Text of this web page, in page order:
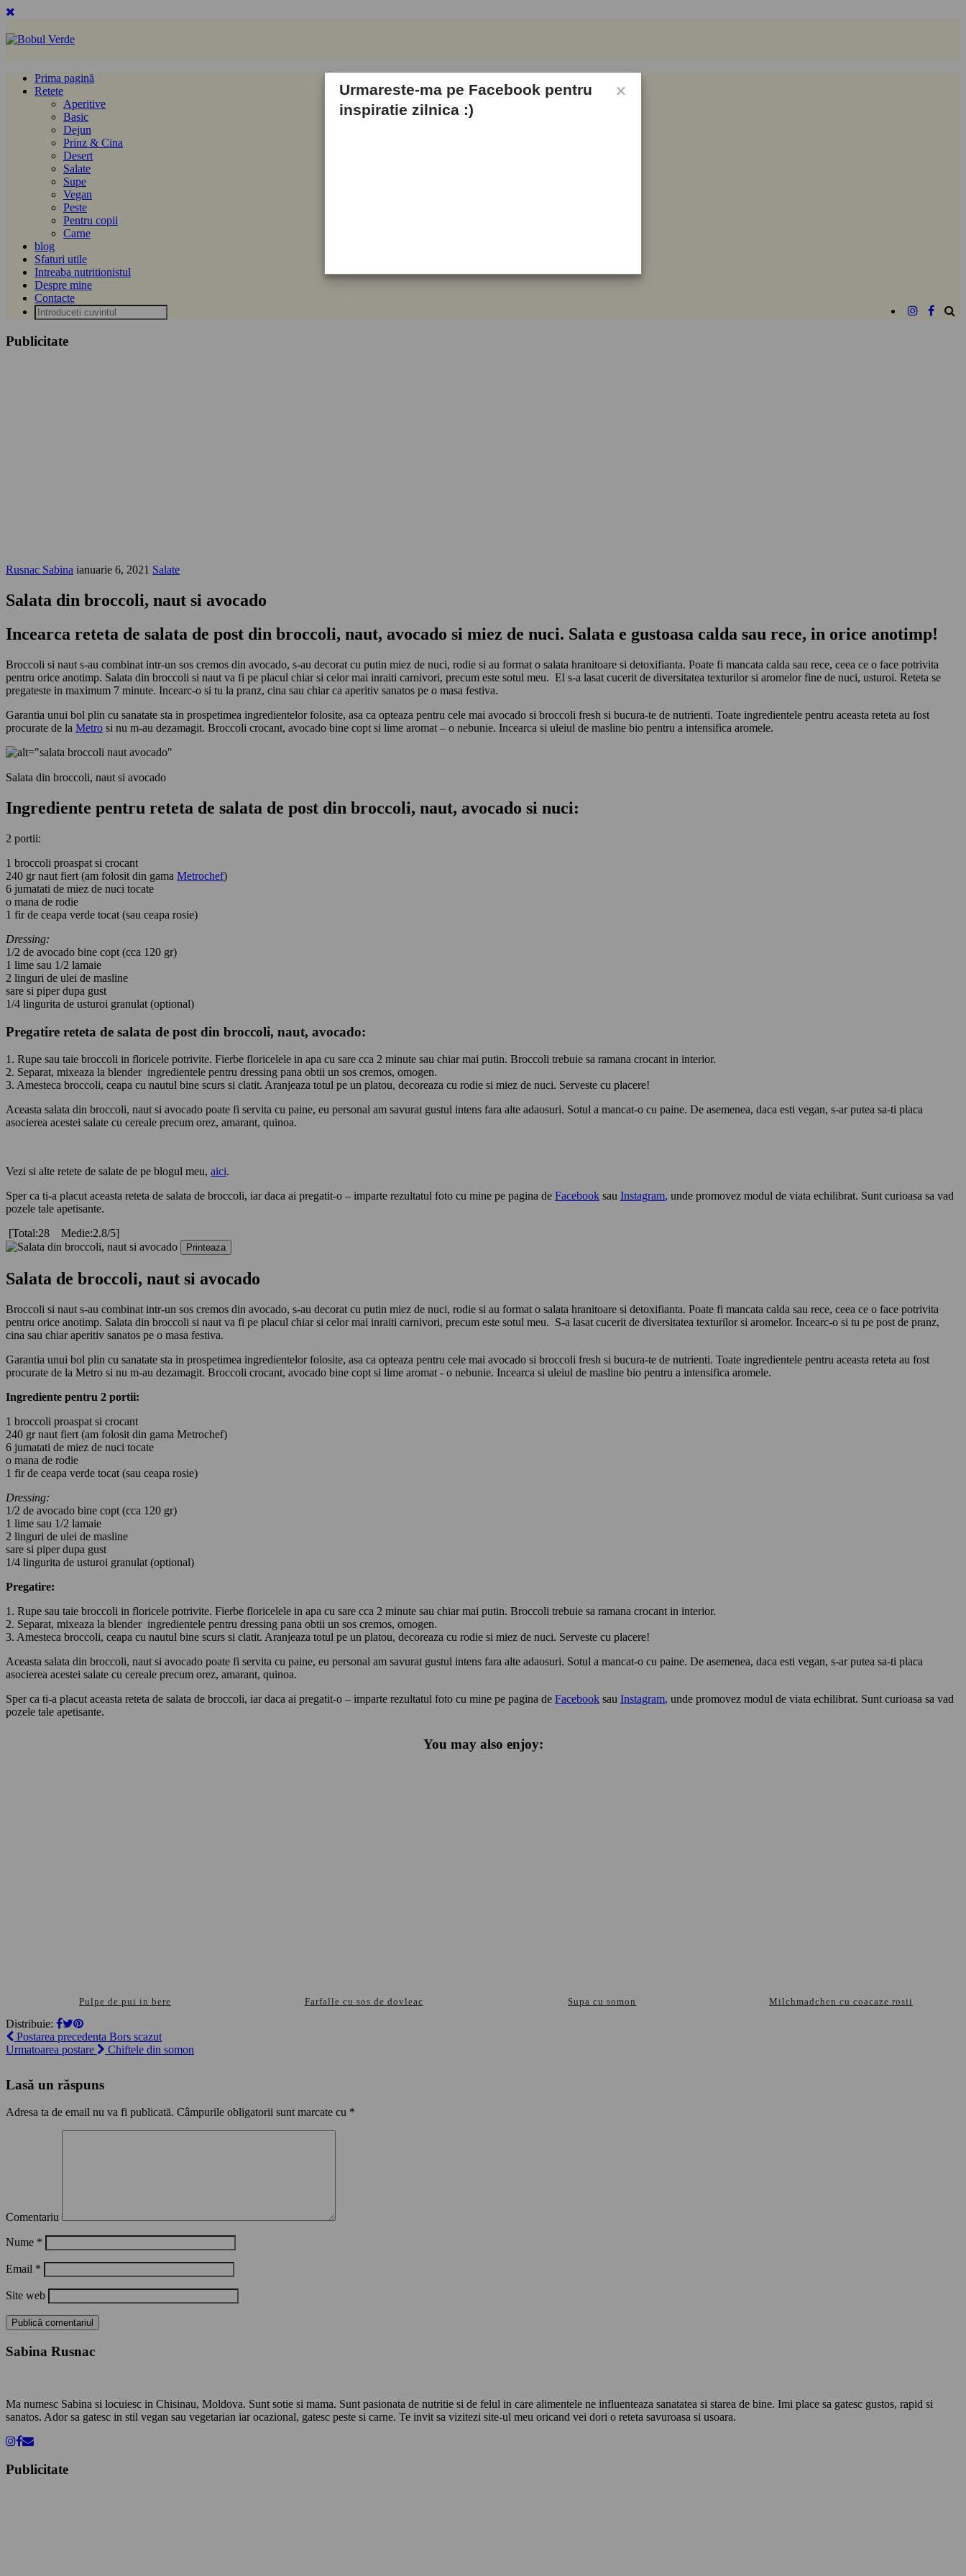
Prima pagină
Retete
Aperitive
Basic
Dejun
Prinz & Cina
Desert
Salate
Supe
Vegan
Peste
Pentru copii
Carne
blog
Sfaturi utile
Intreaba nutritionistul
Despre mine
Contacte
Publicitate
Rusnac Sabina ianuarie 6, 2021 Salate
Salata din broccoli, naut si avocado
Incearca reteta de salata de post din broccoli, naut, avocado si miez de nuci. Salata e gustoasa calda sau rece, in orice anotimp!
Broccoli si naut s-au combinat intr-un sos cremos din avocado, s-au decorat cu putin miez de nuci, rodie si au format o salata hranitoare si detoxifianta. Poate fi mancata calda sau rece, ceea ce o face potrivita
pentru orice anotimp. Salata din broccoli si naut va fi pe placul chiar si celor mai inraiti carnivori, precum este sotul meu. El s-a lasat cucerit de diversitatea texturilor si aromelor fine de nuci, usturoi. Reteta se
pregateste in maximum 7 minute. Incearc-o si tu la pranz, cina sau chiar ca aperitiv sanatos pe o masa festiva.
Garantia unui bol plin cu sanatate sta in prospetimea ingredientelor folosite, asa ca opteaza pentru cele mai avocado si broccoli fresh si bucura-te de nutrienti. Toate ingredientele pentru aceasta reteta au fost
procurate de la Metro si nu m-au dezamagit. Broccoli crocant, avocado bine copt si lime aromat – o nebunie. Incearca si uleiul de masline bio pentru a intensifica aromele.
Salata din broccoli, naut si avocado
Ingrediente pentru reteta de salata de post din broccoli, naut, avocado si nuci:
2 portii:
1 broccoli proaspat si crocant
240 gr naut fiert (am folosit din gama Metrochef)
6 jumatati de miez de nuci tocate
o mana de rodie
1 fir de ceapa verde tocat (sau ceapa rosie)
Dressing:
1/2 de avocado bine copt (cca 120 gr)
1 lime sau 1/2 lamaie
2 linguri de ulei de masline
sare si piper dupa gust
1/4 lingurita de usturoi granulat (optional)
Pregatire reteta de salata de post din broccoli, naut, avocado:
1. Rupe sau taie broccoli in floricele potrivite. Fierbe floricelele in apa cu sare cca 2 minute sau chiar mai putin. Broccoli trebuie sa ramana crocant in interior.
2. Separat, mixeaza la blender ingredientele pentru dressing pana obtii un sos cremos, omogen.
3. Amesteca broccoli, ceapa cu nautul bine scurs si clatit. Aranjeaza totul pe un platou, decoreaza cu rodie si miez de nuci. Serveste cu placere!
Aceasta salata din broccoli, naut si avocado poate fi servita cu paine, eu personal am savurat gustul intens fara alte adaosuri. Sotul a mancat-o cu paine. De asemenea, daca esti vegan, s-ar putea sa-ti placa
asocierea acestei salate cu cereale precum orez, amarant, quinoa.
Vezi si alte retete de salate de pe blogul meu, aici.
Sper ca ti-a placut aceasta reteta de salata de broccoli, iar daca ai pregatit-o – imparte rezultatul foto cu mine pe pagina de Facebook sau Instagram, unde promovez modul de viata echilibrat. Sunt curioasa sa vad
pozele tale apetisante.
[Total:28 Medie:2.8/5]
Printeaza
Salata de broccoli, naut si avocado
Broccoli si naut s-au combinat intr-un sos cremos din avocado, s-au decorat cu putin miez de nuci, rodie si au format o salata hranitoare si detoxifianta. Poate fi mancata calda sau rece, ceea ce o face potrivita
pentru orice anotimp. Salata din broccoli si naut va fi pe placul chiar si celor mai inraiti carnivori, precum este sotul meu. S-a lasat cucerit de diversitatea texturilor si aromelor. Incearc-o si tu pe post de pranz,
cina sau chiar aperitiv sanatos pe o masa festiva.
Garantia unui bol plin cu sanatate sta in prospetimea ingredientelor folosite, asa ca opteaza pentru cele mai avocado si broccoli fresh si bucura-te de nutrienti. Toate ingredientele pentru aceasta reteta au fost
procurate de la Metro si nu m-au dezamagit. Broccoli crocant, avocado bine copt si lime aromat - o nebunie. Incearca si uleiul de masline bio pentru a intensifica aromele.
Ingrediente pentru 2 portii:
1 broccoli proaspat si crocant
240 gr naut fiert (am folosit din gama Metrochef)
6 jumatati de miez de nuci tocate
o mana de rodie
1 fir de ceapa verde tocat (sau ceapa rosie)
Dressing:
1/2 de avocado bine copt (cca 120 gr)
1 lime sau 1/2 lamaie
2 linguri de ulei de masline
sare si piper dupa gust
1/4 lingurita de usturoi granulat (optional)
Pregatire:
1. Rupe sau taie broccoli in floricele potrivite. Fierbe floricelele in apa cu sare cca 2 minute sau chiar mai putin. Broccoli trebuie sa ramana crocant in interior.
2. Separat, mixeaza la blender ingredientele pentru dressing pana obtii un sos cremos, omogen.
3. Amesteca broccoli, ceapa cu nautul bine scurs si clatit. Aranjeaza totul pe un platou, decoreaza cu rodie si miez de nuci. Serveste cu placere!
Aceasta salata din broccoli, naut si avocado poate fi servita cu paine, eu personal am savurat gustul intens fara alte adaosuri. Sotul a mancat-o cu paine. De asemenea, daca esti vegan, s-ar putea sa-ti placa
asocierea acestei salate cu cereale precum orez, amarant, quinoa.
Sper ca ti-a placut aceasta reteta de salata de broccoli, iar daca ai pregatit-o – imparte rezultatul foto cu mine pe pagina de Facebook sau Instagram, unde promovez modul de viata echilibrat. Sunt curioasa sa vad
pozele tale apetisante.
You may also enjoy:
Pulpe de pui in bere Farfalle cu sos de dovleac Supa cu somon Milchmadchen cu coacaze rosii
Distribuie:
Postarea precedenta Bors scazut
Urmatoarea postare
Chiftele din somon
Lasă un răspuns
Adresa ta de email nu va fi publicată. Câmpurile obligatorii sunt marcate cu *
Comentariu
Nume *
Email *
Site web
Sabina Rusnac
Ma numesc Sabina si locuiesc in Chisinau, Moldova. Sunt sotie si mama. Sunt pasionata de nutritie si de felul in care alimentele ne influenteaza sanatatea si starea de bine. Imi place sa gatesc gustos, rapid si
sanatos. Ador sa gatesc in stil vegan sau vegetarian iar ocazional, gatesc peste si carne. Te invit sa vizitezi site-ul meu oricand vei dori o reteta savuroasa si usoara.
Publicitate
×
Urmareste-ma pe Facebook pentru
inspiratie zilnica :)